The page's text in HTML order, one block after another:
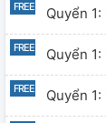
Quyển
Quyển
Quyển